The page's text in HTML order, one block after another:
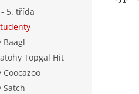
5. třída
Baagl
Topgal Hit
Satch